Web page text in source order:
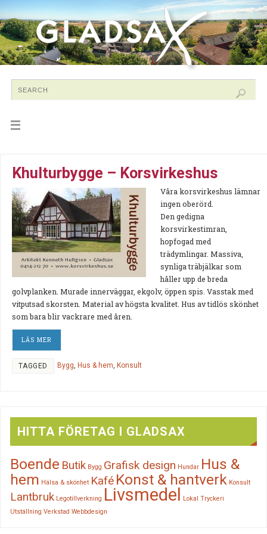
Khulturbygge – Korsvirkeshus
Våra korsvirkeshus lämnar
ingen oberörd.
Den gedigna
korsvirkestimran,
hopfogad med
trädymlingar. Massiva,
synliga träbjälkar som
håller upp de breda
golvplanken. Murade innerväggar, ekgolv, öppen spis. Vasstak med
vitputsad skorsten. Material av högsta kvalitet. Hus av tidlös skönhet
som bara blir vackrare med åren.
LÄS MER
TAGGED Bygg, Hus & hem, Konsult
HITTA FÖRETAG I GLADSAX
Boende Butik Bygg Grafisk design Hundar Hus &
hem Hälsa & skönhet Kafé Konst & hantverk Konsult
Lantbruk Legotillverkning Livsmedel Lokal Tryckeri
Utställning Verkstad Webbdesign